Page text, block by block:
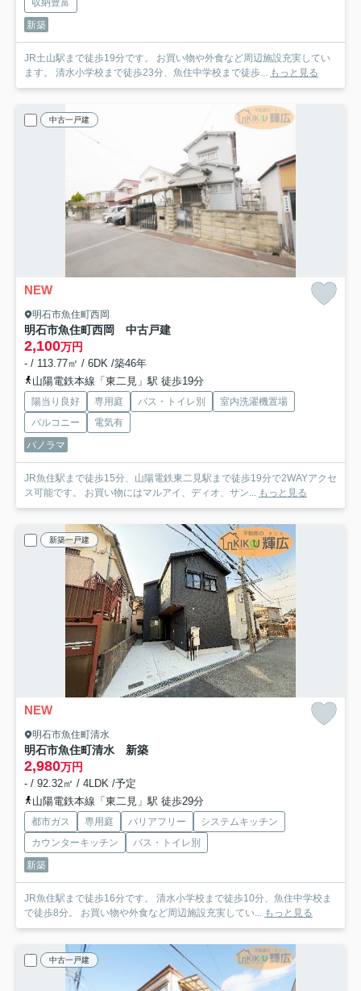
新築
JR土山駅まで徒歩19分です。 お買い物や外食など周辺施設充実してい
ます。 清水小学校まで徒歩23分、魚住中学校まで徒歩...
もっと見る
中古一戸建
NEW
明石市魚住町西岡
明石市魚住町西岡 中古戸建
2,100万円
- / 113.77㎡ / 6DK /築46年
山陽電鉄本線「東二見」駅 徒歩19分
陽当り良好 専用庭 バス・トイレ別
室内洗濯機置場
バルコニー
電気有
パノラマ
JR魚住駅まで徒歩15分、山陽電鉄東二見駅まで徒歩19分で2WAYアクセ
ス可能です。 お買い物にはマルアイ、ディオ、サン...
もっと見る
新築一戸建
NEW
明石市魚住町清水
明石市魚住町清水 新築
2,980万円
- / 92.32㎡ / 4LDK /予定
山陽電鉄本線「東二見」駅 徒歩29分
都市ガス 専用庭 バリアフリー
システムキッチン
カウンターキッチン
バス・トイレ別
新築
JR魚住駅まで徒歩16分です。 清水小学校まで徒歩10分、魚住中学校ま
で徒歩8分。 お買い物や外食など周辺施設充実してい...
もっと見る
中古一戸建